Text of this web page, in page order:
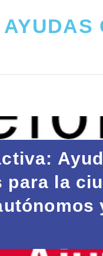
AYUDAS
para la